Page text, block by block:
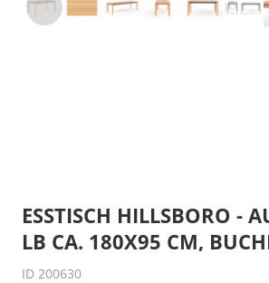
ESSTISCH HILLSBORO -
LB CA. 180X95 CM,
ID 200630